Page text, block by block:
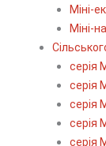
Міні-
Міні-
серія
серія
серія
серія
серія